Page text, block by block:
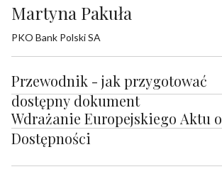
Martyna Pakuła
PKO Bank Polski SA
Przewodnik - jak przygotować
dostępny dokument
Wdrażanie Europejskiego Aktu o
Dostępności